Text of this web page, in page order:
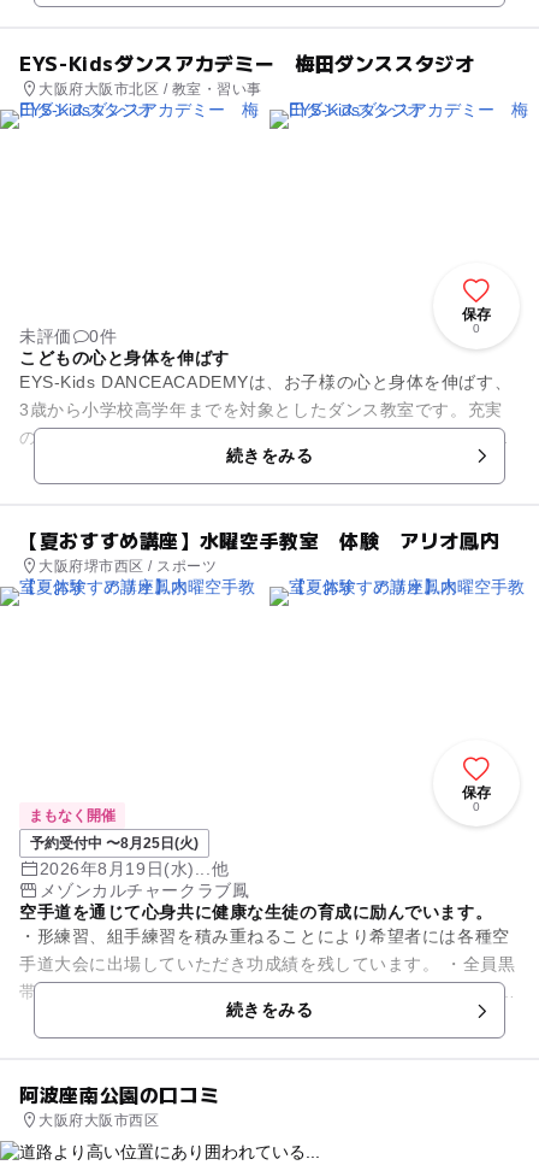
EYS-Kidsダンスアカデミー 梅田ダンススタジオ
大阪府大阪市北区 / 教室・習い事
保存
0
未評価
0件
こどもの心と身体を伸ばす
EYS-Kids DANCEACADEMYは、お子様の心と身体を伸ばす、
3歳から小学校高学年までを対象としたダンス教室です。充実
のプログラムで豊富なジャンルをご用意しておりますので、お
続きをみる
【夏おすすめ講座】水曜空手教室 体験 アリオ鳳内
大阪府堺市西区 / スポーツ
保存
0
まもなく開催
予約受付中 〜8月25日(火)
2026年8月19日(水)...他
メゾンカルチャークラブ鳳
空手道を通じて心身共に健康な生徒の育成に励んでいます。
・形練習、組手練習を積み重ねることにより希望者には各種空
手道大会に出場していただき功成績を残しています。 ・全員黒
帯（有段者）目標になごやかに練習を積み重ねています。 ・時
続きをみる
阿波座南公園の口コミ
大阪府大阪市西区